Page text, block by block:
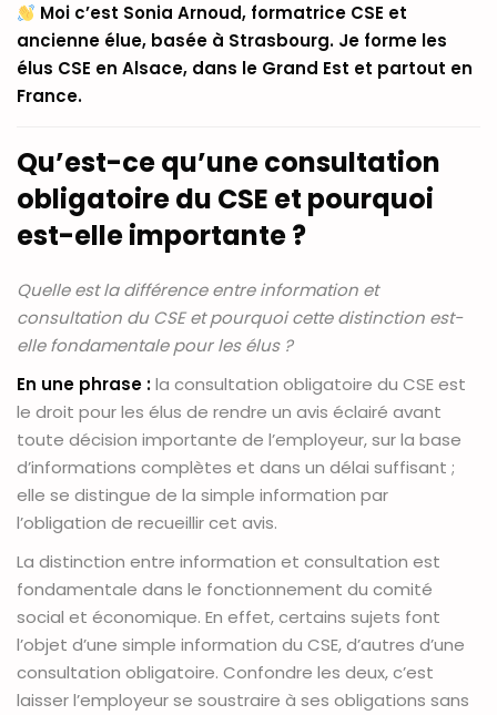
Moi c’est Sonia Arnoud, formatrice CSE et
ancienne élue, basée à Strasbourg. Je forme les
élus CSE en Alsace, dans le Grand Est et partout en
France.
Qu’est-ce qu’une consultation
obligatoire du CSE et pourquoi
est-elle importante ?
Quelle est la différence entre information et
consultation du CSE et pourquoi cette distinction est-
elle fondamentale pour les élus ?
En une phrase :la consultation obligatoire du CSE est
le droit pour les élus de rendre un avis éclairé avant
toute décision importante de l’employeur, sur la base
d’informations complètes et dans un délai suffisant ;
elle se distingue de la simple information par
l’obligation de recueillir cet avis.
La distinction entre information et consultation est
fondamentale dans le fonctionnement du comité
social et économique. En effet, certains sujets font
l’objet d’une simple information du CSE, d’autres d’une
consultation obligatoire. Confondre les deux, c’est
laisser l’employeur se soustraire à ses obligations sans